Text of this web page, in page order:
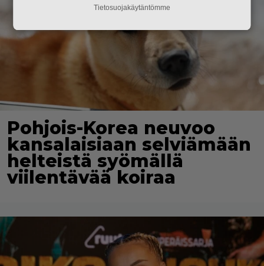
Pohjois-Korea neuvoo
kansalaisiaan selviämään
helteistä syömällä
viilentävää koiraa
Tietosuojakäytäntömme